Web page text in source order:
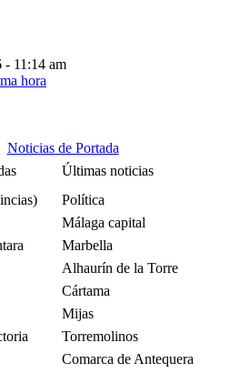
- 11:14 am
Noticias de Portada
Últimas noticias
Política
Málaga capital
Marbella
Alhaurín de la Torre
Cártama
Mijas
Torremolinos
Comarca de Antequera